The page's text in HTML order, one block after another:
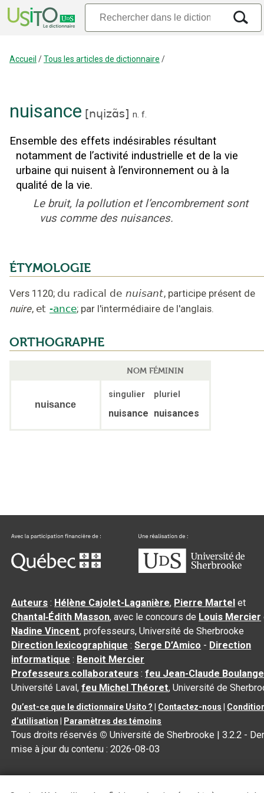
Accueil /Tous les articles de dictionnaire /
nuisance [nɥizɑ̃s] n. f.
Ensemble des effets indésirables résultant
notamment de l’activité industrielle et de la vie
urbaine qui nuisent à l’environnement ou à la
qualité de la vie.
Le bruit, la pollution et l’encombrement sont
vus comme des nuisances.
ÉTYMOLOGIE
Vers 1120; du radical de nuisant, participe présent de
nuire, et -ance; par l'intermédiaire de l'anglais.
ORTHOGRAPHE
NOM FÉMININ
nuisance
singulier pluriel
nuisance nuisances
Auteurs : Hélène Cajolet-Laganière, Pierre Martel et
Chantal‑Édith Masson, avec le concours de Louis Mercier
Nadine Vincent, professeurs, Université de Sherbrooke
Direction lexicographique :Serge D’Amico - Direction
informatique : Benoit Mercier
Professeurs collaborateurs :feu Jean-Claude
Université Laval,feu Michel Théoret, Université de
Qu’est-ce que le dictionnaire Usito ? | Contactez-nous |
d’utilisation | Paramètres des témoins
Tous droits réservés © Université de Sherbrooke |3.2.2 -
mise à jour du contenu :2026-08-03